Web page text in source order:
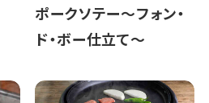
ポークソテー～フォン・
ド・ボー仕立て～